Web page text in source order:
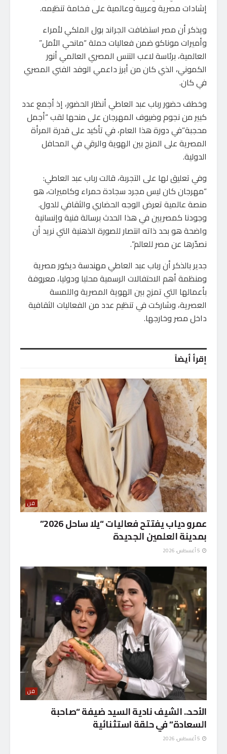
إشادات مصرية وعربية وعالمية على فخامة تنظيمه.
ويذكر أن مصر استضافت الجراند بول الملكي لأمراء
وأميرات موناكو ضمن فعاليات حملة “مانحي الأمل”
العالمية، برئاسة لاعب التنس المصري العالمي أنور
الكموني، الذي كان من أبرز داعمي الوفد الفني المصري
في كان.
وخطف حضور رباب عبد العاطي أنظار الحضور، إذ أجمع عدد
كبير من نجوم وضيوف المهرجان على منحها لقب “أجمل
محجبة”في دورة هذا العام، في تأكيد على قدرة المرأة
المصرية على المزج بين الهوية والرقي في المحافل
الدولية.
وفي تعليق لها على التجربة، قالت رباب عبد العاطي:
“مهرجان كان ليس مجرد سجادة حمراء وكاميرات، هو
منصة عالمية تعرض الوجه الحضاري والثقافي للدول.
وجودنا كمصريين في هذا الحدث برسالة فنية وإنسانية
واضحة هو بحد ذاته انتصار للصورة الذهنية التي نريد أن
نصدّرها عن مصر للعالم”.
جدير بالذكر أن رباب عبد العاطي مهندسة ديكور مصرية
ومنظمة أهم الاحتفالات الرسمية محليا ودوليا، معروفة
بأعمالها التي تمزج بين الهوية المصرية واللمسة
العصرية، وشاركت في تنظيم عدد من الفعاليات الثقافية
داخل مصر وخارجها.
إقرأ أيضاً
فن
عمرو دياب يفتتح فعاليات “يلا ساحل 2026”
بمدينة العلمين الجديدة
فن
الأحد.. الشيف نادية السيد ضيفة “صاحبة
السعادة” في حلقة استثنائية